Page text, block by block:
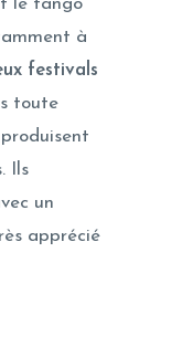
le tango
à
festivals
toute
produisent
Ils
un
apprécié